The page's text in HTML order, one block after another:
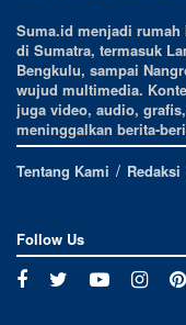
Suma.id menjadi
di Sumatra, termasuk
Bengkulu, sampai
wujud multimedia.
juga video, audio,
meninggalkan berita-
Tentang Kami
Redaksi
Follow Us